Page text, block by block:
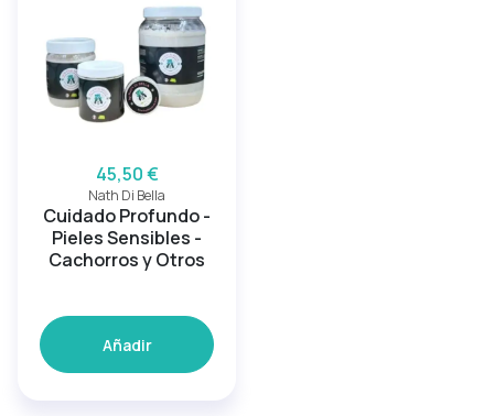
45,50 €
Nath Di Bella
Cuidado Profundo -
Pieles Sensibles -
Cachorros y Otros
Añadir